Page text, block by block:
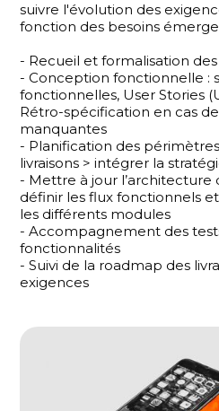
suivre l'évolution des
fonction des besoins
- Recueil et formalisation
- Conception fonctionnelle :
fonctionnelles, User Stories
Rétro-spécification en cas
manquantes
- Planification des
livraisons > intégrer la
- Mettre à jour l’architecture
définir les flux fonctionnels
les différents modules
- Accompagnement des
fonctionnalités
- Suivi de la roadmap des
exigences